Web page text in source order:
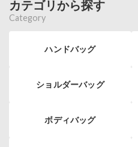
カテゴリから探す
Category
ハンドバッグ
ショルダーバッグ
ボディバッグ